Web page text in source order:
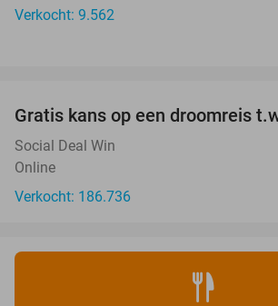
Verkocht: 9.562
Gratis kans op een droomreis
Social Deal Win
Online
Verkocht: 186.736